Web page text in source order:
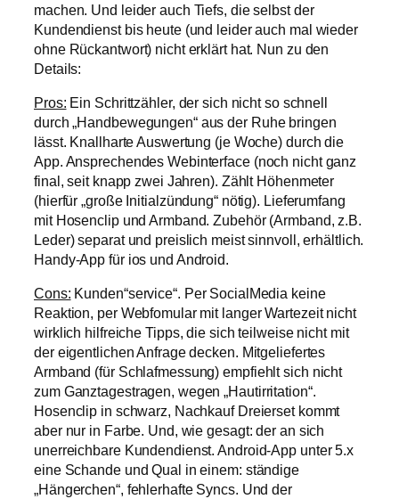
machen. Und leider auch Tiefs, die selbst der
Kundendienst bis heute (und leider auch mal wieder
ohne Rückantwort) nicht erklärt hat. Nun zu den
Details:
Pros: Ein Schrittzähler, der sich nicht so schnell
durch „Handbewegungen“ aus der Ruhe bringen
lässt. Knallharte Auswertung (je Woche) durch die
App. Ansprechendes Webinterface (noch nicht ganz
final, seit knapp zwei Jahren). Zählt Höhenmeter
(hierfür „große Initialzündung“ nötig). Lieferumfang
mit Hosenclip und Armband. Zubehör (Armband, z.B.
Leder) separat und preislich meist sinnvoll, erhältlich.
Handy-App für ios und Android.
Cons: Kunden“service“. Per SocialMedia keine
Reaktion, per Webfomular mit langer Wartezeit nicht
wirklich hilfreiche Tipps, die sich teilweise nicht mit
der eigentlichen Anfrage decken. Mitgeliefertes
Armband (für Schlafmessung) empfiehlt sich nicht
zum Ganztagestragen, wegen „Hautirritation“.
Hosenclip in schwarz, Nachkauf Dreierset kommt
aber nur in Farbe. Und, wie gesagt: der an sich
unerreichbare Kundendienst. Android-App unter 5.x
eine Schande und Qual in einem: ständige
„Hängerchen“, fehlerhafte Syncs. Und der